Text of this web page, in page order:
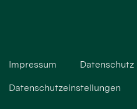
Impressum Datenschutz
Datenschutzeinstellungen